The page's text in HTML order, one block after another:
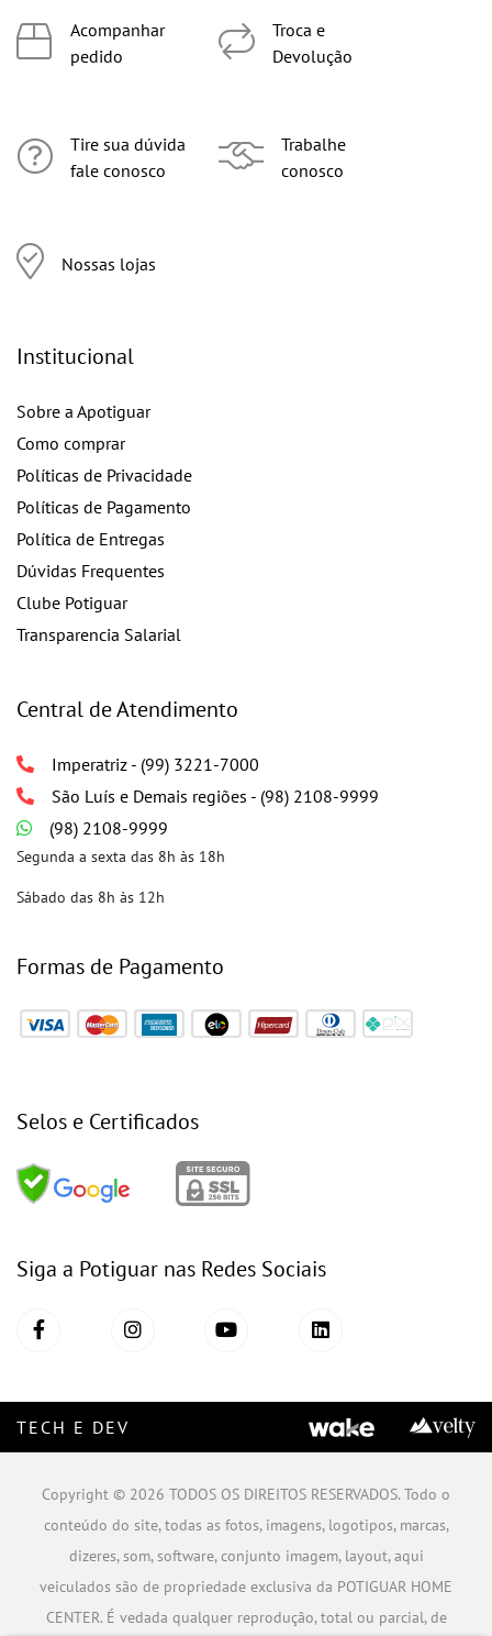
Acompanhar
pedido
Tire sua dúvida
fale conosco
Nossas lojas
Troca e
Devolução
Trabalhe
conosco
Institucional
Sobre a Apotiguar
Como comprar
Políticas de Privacidade
Políticas de Pagamento
Política de Entregas
Dúvidas Frequentes
Clube Potiguar
Transparencia Salarial
Central de Atendimento
Imperatriz - (99) 3221-7000
São Luís e Demais regiões - (98) 2108-9999
(98) 2108-9999
Segunda a sexta das 8h às 18h
Sábado das 8h às 12h
Formas de Pagamento
Selos e Certificados
Siga a Potiguar nas Redes Sociais
TECH E DEV
Copyright © 2026 TODOS OS DIREITOS RESERVADOS. Todo o
conteúdo do site, todas as fotos, imagens, logotipos, marcas,
dizeres, som, software, conjunto imagem, layout, aqui
veiculados são de propriedade exclusiva da POTIGUAR HOME
CENTER. É vedada qualquer reprodução, total ou parcial, de